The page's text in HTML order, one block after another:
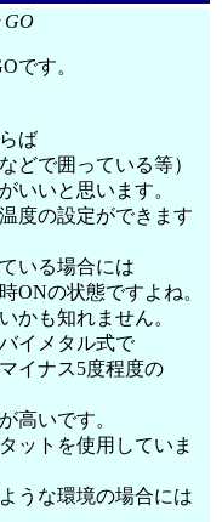
GO
です。
ば
どで囲っている等）
いいと思います。
度の設定ができます
いる場合には
ONの状態ですよね。
かも知れません。
イメタル式で
イナス5度程度の
高いです。
ットを使用していま
うな環境の場合には